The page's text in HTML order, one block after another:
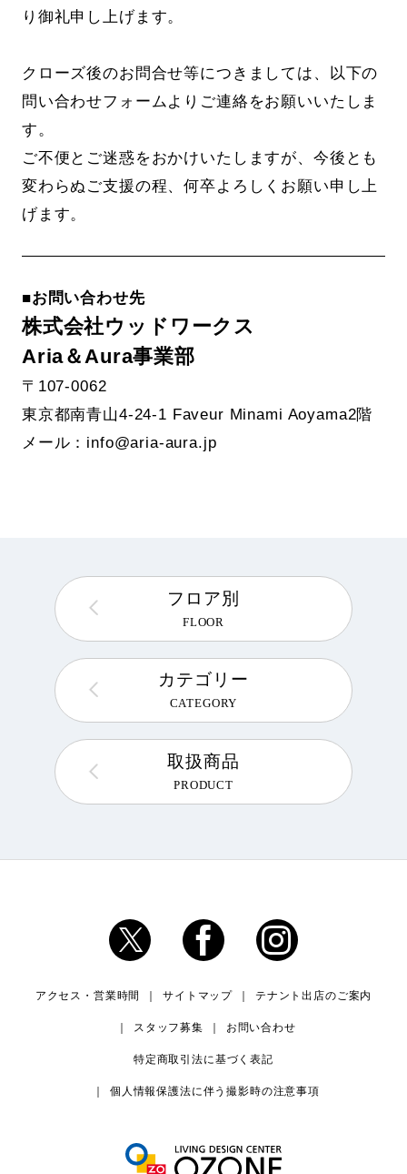
り御礼申し上げます。
クローズ後のお問合せ等につきましては、以下の
問い合わせフォームよりご連絡をお願いいたしま
す。
ご不便とご迷惑をおかけいたしますが、今後とも
変わらぬご支援の程、何卒よろしくお願い申し上
げます。
■お問い合わせ先
株式会社ウッドワークス
Aria＆Aura事業部
〒107-0062
東京都南青山4-24-1 Faveur Minami Aoyama2階
メール：info@aria-aura.jp
フロア別
FLOOR
カテゴリー
CATEGORY
取扱商品
PRODUCT
アクセス・営業時間 サイトマップ テナント出店のご案内
スタッフ募集 お問い合わせ
特定商取引法に基づく表記
個人情報保護法に伴う撮影時の注意事項